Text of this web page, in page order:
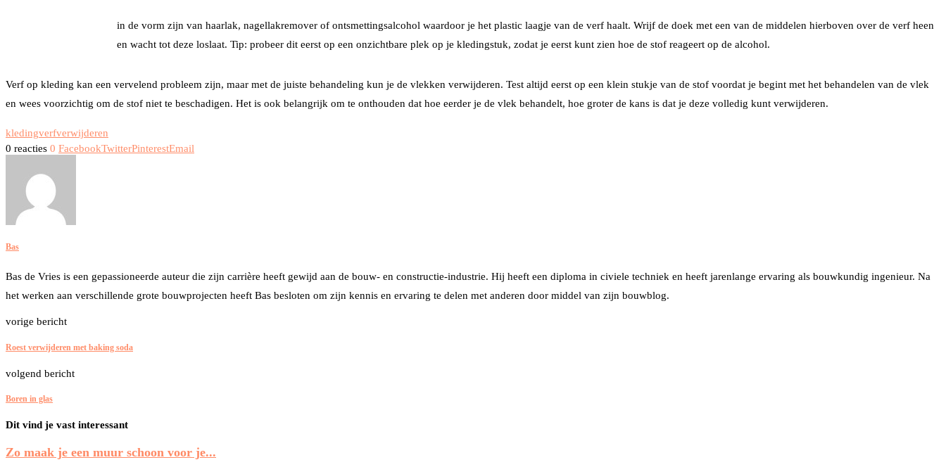
in de vorm zijn van haarlak, nagellakremover of ontsmettingsalcohol waardoor je het plastic laagje van de verf haalt. Wrijf de doek met een van de middelen hierboven over de verf heen
en wacht tot deze loslaat. Tip: probeer dit eerst op een onzichtbare plek op je kledingstuk, zodat je eerst kunt zien hoe de stof reageert op de alcohol.
Verf op kleding kan een vervelend probleem zijn, maar met de juiste behandeling kun je de vlekken verwijderen. Test altijd eerst op een klein stukje van de stof voordat je begint met het behandelen van de vlek
en wees voorzichtig om de stof niet te beschadigen. Het is ook belangrijk om te onthouden dat hoe eerder je de vlek behandelt, hoe groter de kans is dat je deze volledig kunt verwijderen.
kledingverfverwijderen
0 reacties 0 FacebookTwitterPinterestEmail
Bas
Bas de Vries is een gepassioneerde auteur die zijn carrière heeft gewijd aan de bouw- en constructie-industrie. Hij heeft een diploma in civiele techniek en heeft jarenlange ervaring als bouwkundig ingenieur. Na
het werken aan verschillende grote bouwprojecten heeft Bas besloten om zijn kennis en ervaring te delen met anderen door middel van zijn bouwblog.
vorige bericht
Roest verwijderen met baking soda
volgend bericht
Boren in glas
Dit vind je vast interessant
Zo maak je een muur schoon voor je...